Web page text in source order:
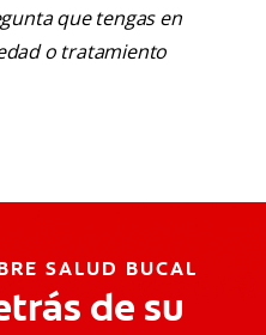
que tengas en
o tratamiento
SALUD BUCAL
de su